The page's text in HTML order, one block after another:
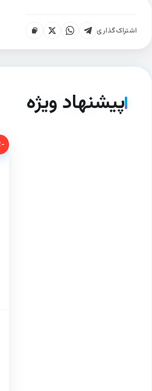
اشتراک‌گذاری
پیشنهاد ویژه
−۱۰٪